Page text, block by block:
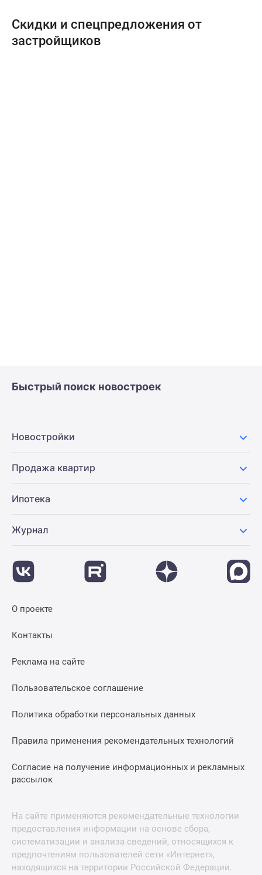
Скидки и спецпредложения от
застройщиков
Быстрый поиск новостроек
Новостройки
Продажа квартир
Ипотека
Журнал
О проекте
Контакты
Реклама на сайте
Пользовательское соглашение
Политика обработки персональных данных
Правила применения рекомендательных технологий
Согласие на получение информационных и рекламных
рассылок
На сайте применяются рекомендательные технологии
предоставления информации на основе сбора,
систематизации и анализа сведений, относящихся к
предпочтениям пользователей сети «Интернет»,
находящихся на территории Российской Федерации.